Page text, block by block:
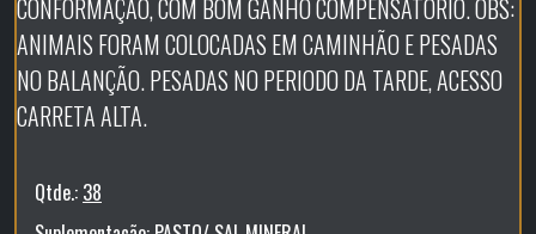
CONFORMAÇÃO, COM BOM GANHO COMPENSATÓRIO. OBS:
ANIMAIS FORAM COLOCADAS EM CAMINHÃO E PESADAS
NO BALANÇÃO. PESADAS NO PERIODO DA TARDE, ACESSO
CARRETA ALTA.
Qtde.: 38